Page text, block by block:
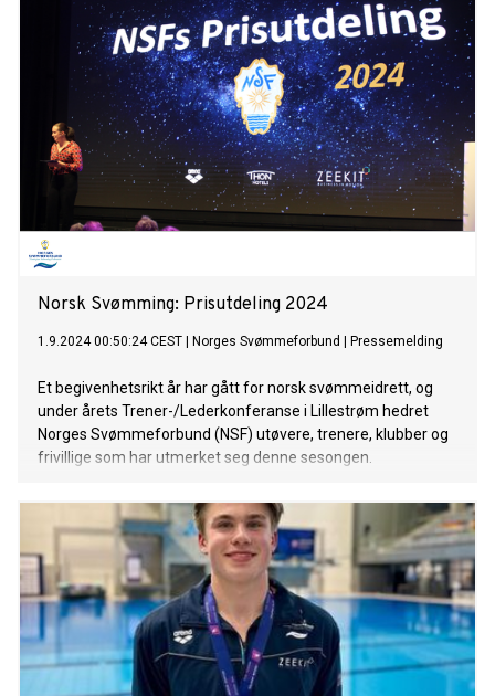
Norsk Svømming: Prisutdeling 2024
1.9.2024 00:50:24 CEST Norges Svømmeforbund Pressemelding
Et begivenhetsrikt år har gått for norsk svømmeidrett, og
under årets Trener-/Lederkonferanse i Lillestrøm hedret
Norges Svømmeforbund (NSF) utøvere, trenere, klubber og
frivillige som har utmerket seg denne sesongen.